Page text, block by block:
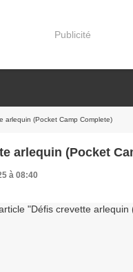
Publicité
arlequin (Pocket Camp Complete)
arlequin (Pocket
à 08:40